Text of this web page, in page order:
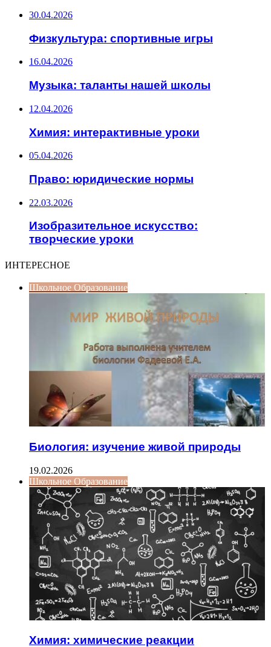
30.04.2026
Физкультура: спортивные игры
16.04.2026
Музыка: таланты нашей школы
12.04.2026
Химия: интерактивные уроки
05.04.2026
Право: юридические нормы
22.03.2026
Изобразительное искусство:
творческие уроки
ИНТЕРЕСНОЕ
Школьное Образование
Биология: изучение живой природы
19.02.2026
Школьное Образование
Химия: химические реакции